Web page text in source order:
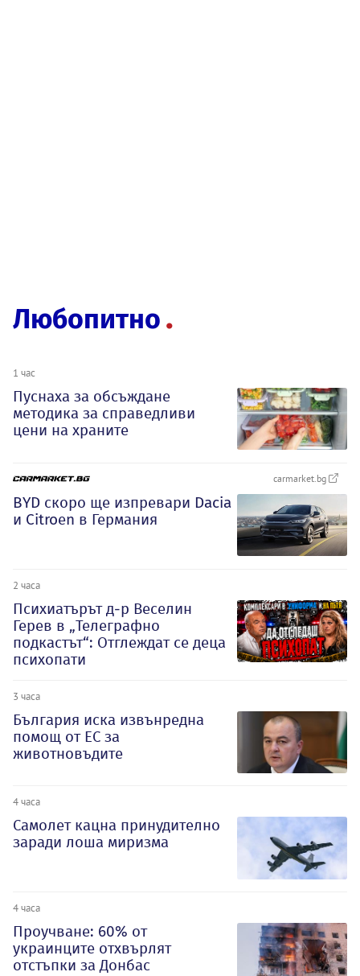
Любопитно
1 час
Пуснаха за обсъждане
методика за справедливи
цени на храните
carmarket.bg
BYD скоро ще изпревари Dacia
и Citroеn в Германия
2 часа
Психиатърът д-р Веселин
Герев в „Телеграфно
подкастът“: Отглеждат се деца
психопати
3 часа
България иска извънредна
помощ от ЕС за
животновъдите
4 часа
Самолет кацна принудително
заради лоша миризма
4 часа
Проучване: 60% от
украинците отхвърлят
отстъпки за Донбас